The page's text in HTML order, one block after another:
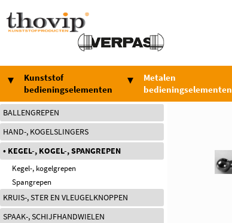
Kunststof
bedieningselementen
Metalen
bedieningselementen
BALLENGREPEN
HAND-, KOGELSLINGERS
KEGEL-, KOGEL-, SPANGREPEN
Kegel-, kogelgrepen
Spangrepen
KRUIS-, STER EN VLEUGELKNOPPEN
SPAAK-, SCHIJFHANDWIELEN